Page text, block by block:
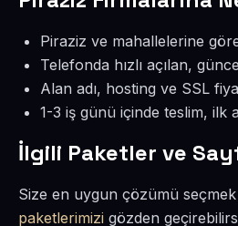
Piraziz ve mahallelerine
Telefonda hızlı açılan,
Alan adı, hosting ve SSL
1-3 iş günü içinde teslim, ilk
İlgili Paketler ve
Size en uygun çözümü
paketlerimizi gözden